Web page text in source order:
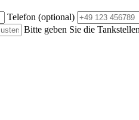
Telefon (optional)
Bitte geben Sie die